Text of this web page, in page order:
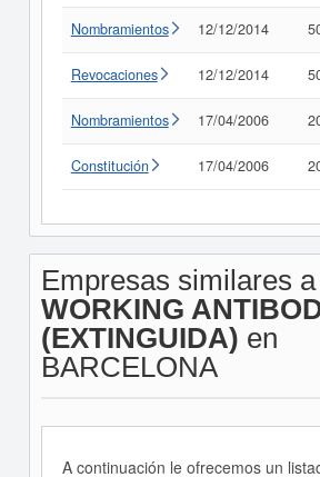
Nombramientos 12/12/2014
Revocaciones 12/12/2014
Nombramientos 17/04/2006
Constitución 17/04/2006
Empresas similares a
WORKING
(EXTINGUIDA) en
BARCELONA
A continuación le ofrecemos un